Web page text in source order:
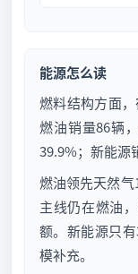
能源怎么读
燃料结构方面，
燃油销量86辆
39.9%；新能源
燃油领先天然
主线仍在燃油
额。新能源只
模补充。